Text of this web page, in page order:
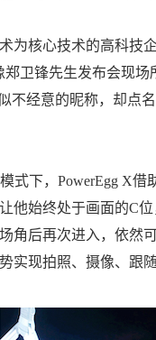
为核心技术的高科技
郑卫锋先生发布会现
不经意的昵称，却
式下，PowerEgg X
他始终处于画面的C
角后再次进入，依然
实现拍照、摄像、跟